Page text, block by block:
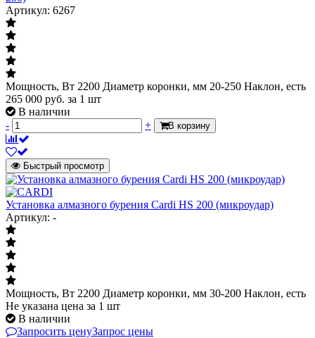
Артикул: 6267
Мощность, Вт 2200 Диаметр коронки, мм 20-250 Наклон, есть
265 000 руб. за 1 шт
В наличии
-
+ В корзину
Быстрый просмотр
Установка алмазного бурения Cardi HS 200 (микроудар)
Артикул: -
Мощность, Вт 2200 Диаметр коронки, мм 30-200 Наклон, есть
Не указана цена за 1 шт
В наличии
Запросить ценуЗапрос цены